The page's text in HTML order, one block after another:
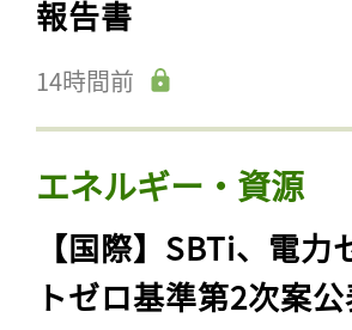
報告書
14時間前
エネルギー・資源
【国際】SBTi、電
トゼロ基準第2次案